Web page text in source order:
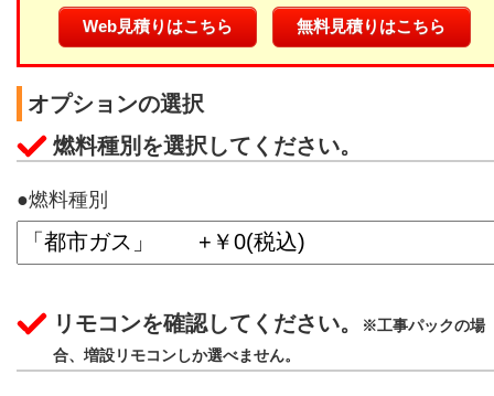
Web見積りはこちら 無料見積りはこちら
オプションの選択
燃料種別を選択してください。
●燃料種別
リモコンを確認してください。
※工事パックの場
合、増設リモコンしか選べません。